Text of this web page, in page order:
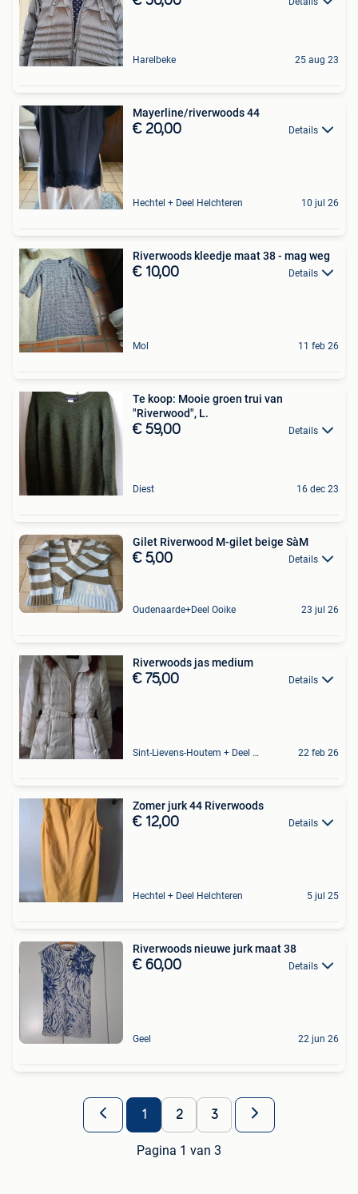
Harelbeke 25 aug 23
Mayerline/riverwoods 44
€ 20,00 Details
Hechtel + Deel Helchteren 10 jul 26
Riverwoods kleedje maat 38 - mag weg
€ 10,00 Details
Mol 11 feb 26
Te koop: Mooie groen trui van
"Riverwood", L.
€ 59,00 Details
Diest 16 dec 23
Gilet Riverwood M-gilet beige SàM
€ 5,00 Details
Oudenaarde+Deel Ooike 23 jul 26
Riverwoods jas medium
€ 75,00 Details
Sint-Lievens-Houtem + Deel Oombergen 22 feb 26
Zomer jurk 44 Riverwoods
€ 12,00 Details
Hechtel + Deel Helchteren 5 jul 25
Riverwoods nieuwe jurk maat 38
€ 60,00 Details
Geel 22 jun 26
1 2 3
Pagina 1 van 3